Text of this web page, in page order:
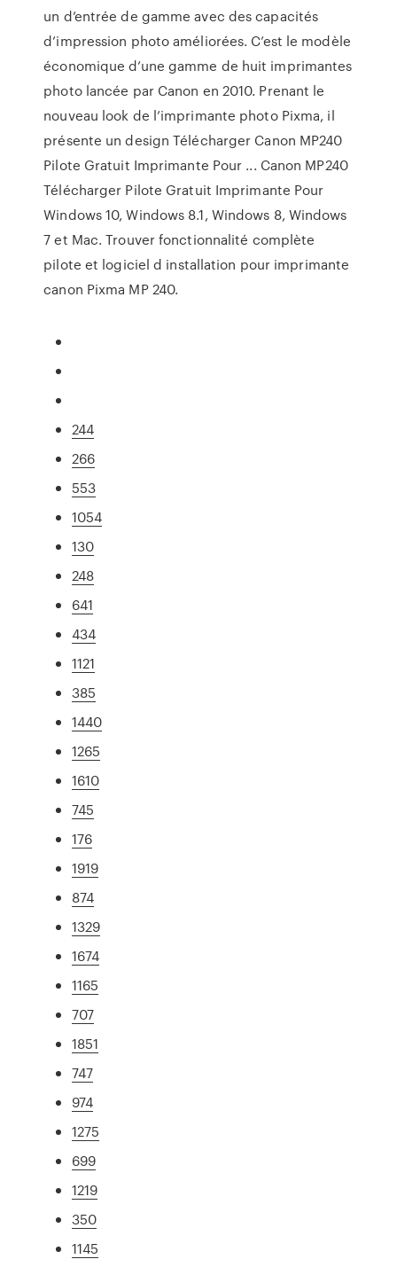
un d’entrée de gamme avec des capacités
d’impression photo améliorées. C’est le modèle
économique d’une gamme de huit imprimantes
photo lancée par Canon en 2010. Prenant le
nouveau look de l’imprimante photo Pixma, il
présente un design Télécharger Canon MP240
Pilote Gratuit Imprimante Pour ... Canon MP240
Télécharger Pilote Gratuit Imprimante Pour
Windows 10, Windows 8.1, Windows 8, Windows
7 et Mac. Trouver fonctionnalité complète
pilote et logiciel d installation pour imprimante
canon Pixma MP 240.
244
266
553
1054
130
248
641
434
1121
385
1440
1265
1610
745
176
1919
874
1329
1674
1165
707
1851
747
974
1275
699
1219
350
1145